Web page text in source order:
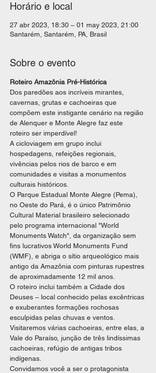
Horário e local
27 abr 2023, 18:30 – 01 may 2023, 21:00
Santarém, Santarém, PA, Brasil
Sobre o evento
Roteiro Amazônia Pré-Histórica
Dos paredões aos incríveis mirantes,
cavernas, grutas e cachoeiras que
compõem este instigante cenário na região
de Alenquer e Monte Alegre faz este
roteiro ser imperdível!
A cicloviagem em grupo inclui
hospedagens, refeições regionais,
vivências pelos rios de barco e em
comunidades e visitas a monumentos
culturais históricos.
O Parque Estadual Monte Alegre (Pema),
no Oeste do Pará, é o único Patrimônio
Cultural Material brasileiro selecionado
pelo programa internacional "World
Monuments Watch", da organização sem
fins lucrativos World Monuments Fund
(WMF), e abriga o sítio arqueológico mais
antigo da Amazônia com pinturas rupestres
de aproximadamente 12 mil anos.
O roteiro inclui também a Cidade dos
Deuses – local conhecido pelas excêntricas
e exuberantes formações rochosas
esculpidas pelas chuvas e ventos.
Visitaremos várias cachoeiras, entre elas, a
Vale do Paraíso, junção de três lindíssimas
cachoeiras, refúgio de antigas tribos
indígenas.
Convidamos você a ser o protagonista